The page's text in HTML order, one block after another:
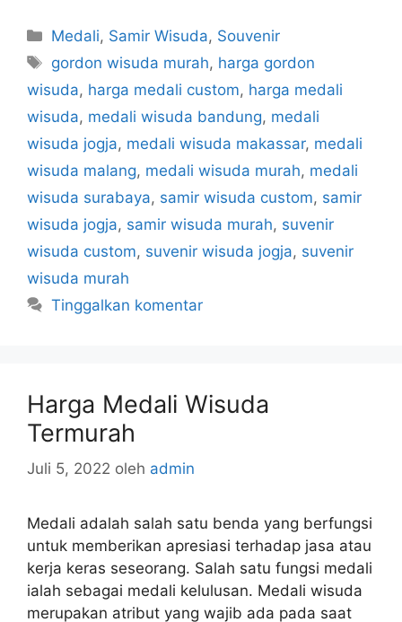
Kategori
Medali, Samir Wisuda, Souvenir
Tag
gordon wisuda murah, harga gordon
wisuda, harga medali custom, harga medali
wisuda, medali wisuda bandung, medali
wisuda jogja, medali wisuda makassar, medali
wisuda malang, medali wisuda murah, medali
wisuda surabaya, samir wisuda custom, samir
wisuda jogja, samir wisuda murah, suvenir
wisuda custom, suvenir wisuda jogja, suvenir
wisuda murah
Tinggalkan komentar
Harga Medali Wisuda
Termurah
Juli 5, 2022 oleh admin
Medali adalah salah satu benda yang berfungsi
untuk memberikan apresiasi terhadap jasa atau
kerja keras seseorang. Salah satu fungsi medali
ialah sebagai medali kelulusan. Medali wisuda
merupakan atribut yang wajib ada pada saat